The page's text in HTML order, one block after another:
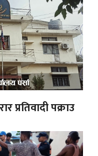
प्रतिवादी पक्राउ